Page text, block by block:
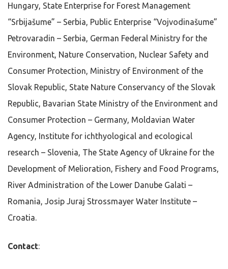
Hungary, State Enterprise for Forest Management
“Srbijašume” – Serbia, Public Enterprise “Vojvodinašume”
Petrovaradin – Serbia, German Federal Ministry for the
Environment, Nature Conservation, Nuclear Safety and
Consumer Protection, Ministry of Environment of the
Slovak Republic, State Nature Conservancy of the Slovak
Republic, Bavarian State Ministry of the Environment and
Consumer Protection – Germany, Moldavian Water
Agency, Institute for ichthyological and ecological
research – Slovenia, The State Agency of Ukraine for the
Development of Melioration, Fishery and Food Programs,
River Administration of the Lower Danube Galati –
Romania, Josip Juraj Strossmayer Water Institute –
Croatia.
Contact: